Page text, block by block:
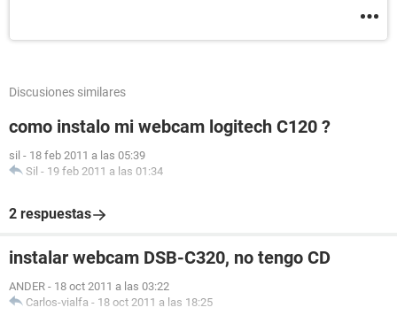
Discusiones similares
como instalo mi webcam logitech C120 ?
sil - 18 feb 2011 a las 05:39
Sil - 19 feb 2011 a las 01:34
2 respuestas
instalar webcam DSB-C320, no tengo CD
ANDER - 18 oct 2011 a las 03:22
Carlos-vialfa - 18 oct 2011 a las 18:25